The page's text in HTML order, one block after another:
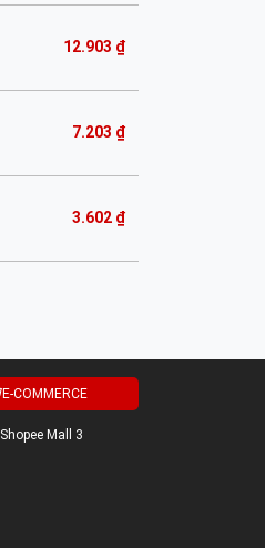
12.903 ₫
7.203 ₫
3.602 ₫
E-COMMERCE
Shopee Mall 3